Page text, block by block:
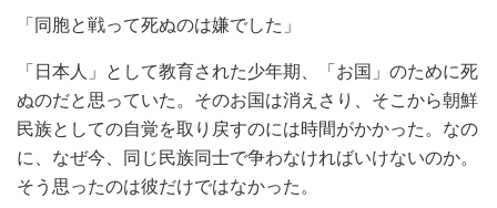
「同胞と戦って死ぬのは嫌でした」
「日本人」として教育された少年期、「お国」のために死
ぬのだと思っていた。そのお国は消えさり、そこから朝鮮
民族としての自覚を取り戻すのには時間がかかった。なの
に、なぜ今、同じ民族同士で争わなければいけないのか。
そう思ったのは彼だけではなかった。